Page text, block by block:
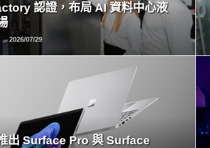
認證，布局 AI 資料中心液
2026/07/29
出 Surface Pro 與 Surface
READ
MORE